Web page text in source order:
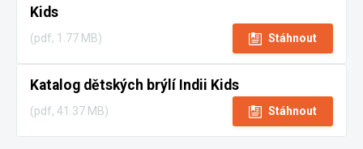
Kids
(pdf, 1.77 MB) Stáhnout
Katalog dětských brýlí Indii Kids
(pdf, 41.37 MB) Stáhnout